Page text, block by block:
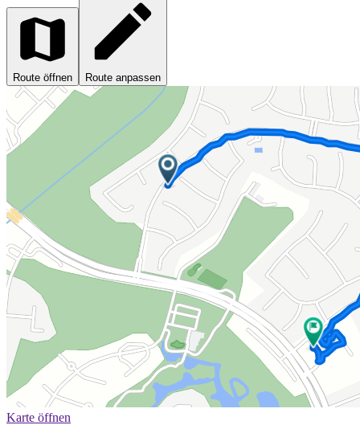
Route öffnen Route anpassen
Karte öffnen